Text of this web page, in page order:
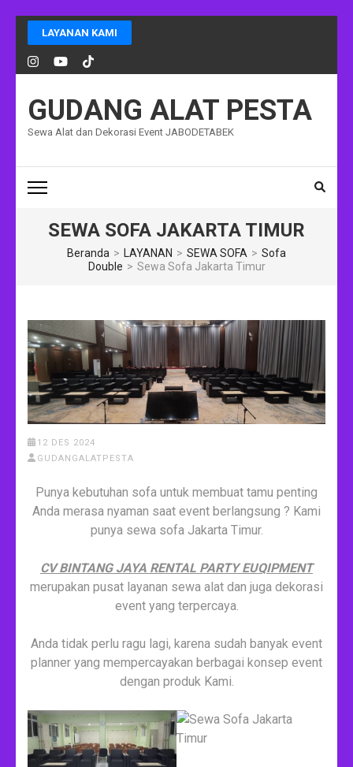
Lompat
ke
konten
Enter)
LAYANAN KAMI
GUDANG ALAT PESTA
Sewa Alat dan Dekorasi Event JABODETABEK
SEWA SOFA JAKARTA TIMUR
Beranda > LAYANAN > SEWA SOFA > Sofa
Double > Sewa Sofa Jakarta Timur
12 DES 2024
GUDANGALATPESTA
Punya kebutuhan sofa untuk membuat tamu penting
Anda merasa nyaman saat event berlangsung ? Kami
punya sewa sofa Jakarta Timur.
CV BINTANG JAYA RENTAL PARTY EUQIPMENT
merupakan pusat layanan sewa alat dan juga dekorasi
event yang terpercaya.
Anda tidak perlu ragu lagi, karena sudah banyak event
planner yang mempercayakan berbagai konsep event
dengan produk Kami.